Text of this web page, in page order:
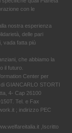
con le
nostra esperienza
delle pari
vada fatta più
che abbiamo la
il futuro.
Center per
GIANCARLO STORTI
4- Cap 26100
Tel. e Fax
; indirizzo PEC
,Iscritto